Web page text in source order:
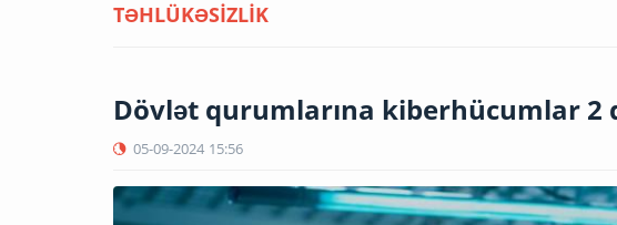
TƏHLÜKƏSİZLİK
Dövlət qurumlarına kiberhücumlar 2
05-09-2024 15:56